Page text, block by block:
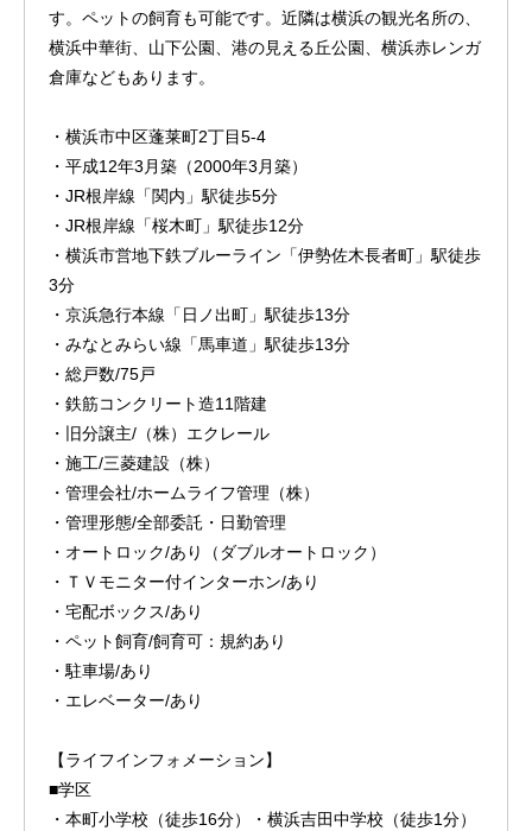
す。ペットの飼育も可能です。近隣は横浜の観光名所の、
横浜中華街、山下公園、港の見える丘公園、横浜赤レンガ
倉庫などもあります。
・横浜市中区蓬莱町2丁目5-4
・平成12年3月築（2000年3月築）
・JR根岸線「関内」駅徒歩5分
・JR根岸線「桜木町」駅徒歩12分
・横浜市営地下鉄ブルーライン「伊勢佐木長者町」駅徒歩
3分
・京浜急行本線「日ノ出町」駅徒歩13分
・みなとみらい線「馬車道」駅徒歩13分
・総戸数/75戸
・鉄筋コンクリート造11階建
・旧分譲主/（株）エクレール
・施工/三菱建設（株）
・管理会社/ホームライフ管理（株）
・管理形態/全部委託・日勤管理
・オートロック/あり（ダブルオートロック）
・ＴＶモニター付インターホン/あり
・宅配ボックス/あり
・ペット飼育/飼育可：規約あり
・駐車場/あり
・エレベーター/あり
【ライフインフォメーション】
■学区
・本町小学校（徒歩16分）・横浜吉田中学校（徒歩1分）